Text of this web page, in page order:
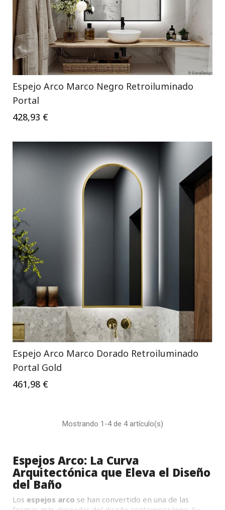
Espejo Arco Marco Negro Retroiluminado
Portal
428,93 €
Espejo Arco Marco Dorado Retroiluminado
Portal Gold
461,98 €
Mostrando 1-4 de 4 artículo(s)
Espejos Arco: La Curva
Arquitectónica que Eleva el Diseño
del Baño
Los espejos arco se han convertido en una de las